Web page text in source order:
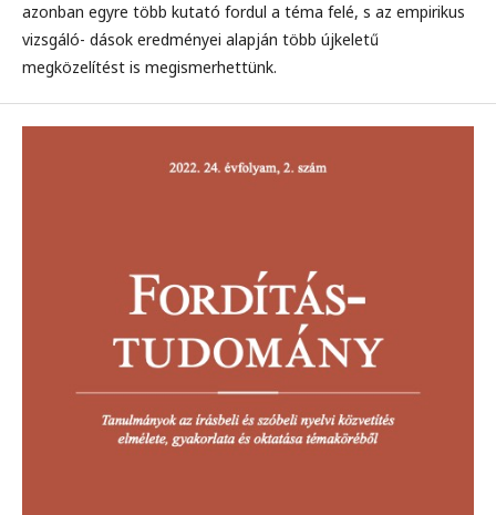
azonban egyre több kutató fordul a téma felé, s az empirikus
vizsgáló- dások eredményei alapján több újkeletű
megközelítést is megismerhettünk.